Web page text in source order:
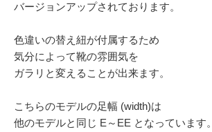
バージョンアップされております。
色違いの替え紐が付属するため
気分によって靴の雰囲気を
ガラリと変えることが出来ます。
こちらのモデルの足幅 (width)は
他のモデルと同じ E～EE となっています。